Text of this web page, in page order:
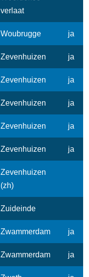
verlaat
Woubrugge ja
Zevenhuizen ja
Zevenhuizen ja
Zevenhuizen ja
Zevenhuizen ja
Zevenhuizen ja
Zevenhuizen
(zh)
Zuideinde
Zwammerdam ja
Zwammerdam ja